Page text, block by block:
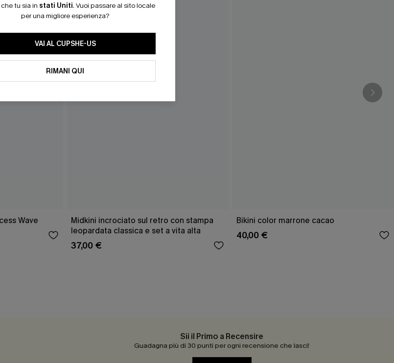
Wave
Midkini incrociato sul retro con stampa
leopardata classica e set a vita alta
37,00 €
Bikini color marrone cacao
40,00 €
Sii il Primo a Recensire
Guadagna più di 30 punti per ogni recensione che lasci!
tu sia in stati Uniti. Vuoi passare al sito locale
per una migliore esperienza?
VAI AL CUPSHE-US
RIMANI QUI